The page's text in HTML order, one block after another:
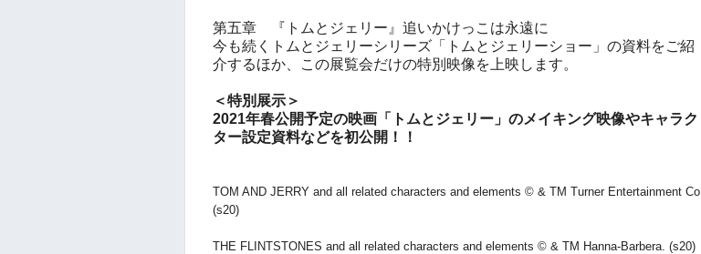
第五章 『トムとジェリー』追いかけっこは永遠に
今も続くトムとジェリーシリーズ「トムとジェリーショー」の資料をご紹
介するほか、この展覧会だけの特別映像を上映します。
＜特別展示＞
2021年春公開予定の映画「トムとジェリー」のメイキング映像やキャラク
ター設定資料などを初公開！！
TOM AND JERRY and all related characters and elements © & TM Turner Entertainment Co.
(s20)
THE FLINTSTONES and all related characters and elements © & TM Hanna-Barbera. (s20)